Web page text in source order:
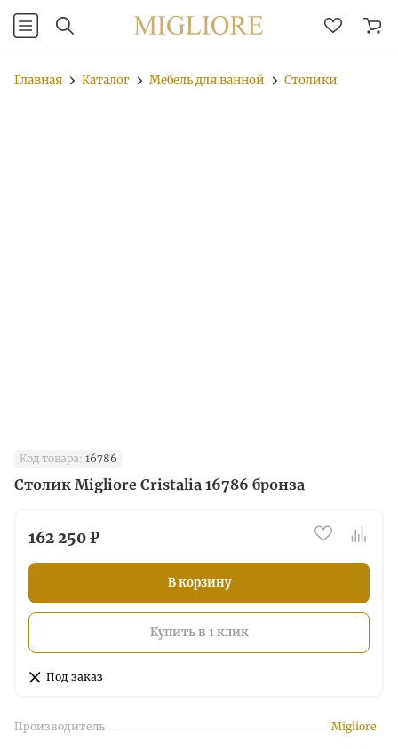
Главная Каталог Мебель для ванной Столики
Код товара: 16786
Столик Migliore Cristalia 16786 бронза
162 250 ₽
В корзину
Купить в 1 клик
Под заказ
Производитель Migliore